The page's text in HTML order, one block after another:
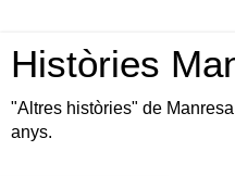
Històries
"Altres històries" de
anys.